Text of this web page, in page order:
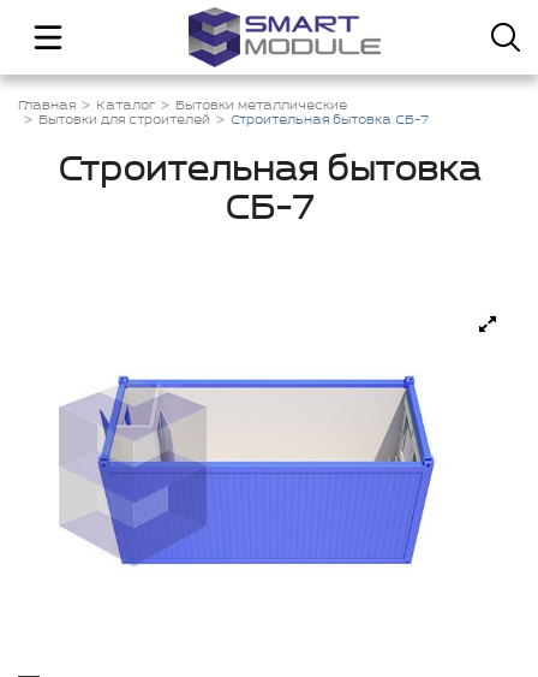
Главная Каталог
Бытовки металлические
Бытовки для строителей
Строительная бытовка СБ-7
Строительная бытовка
СБ-7